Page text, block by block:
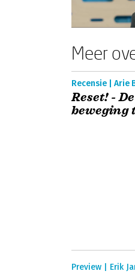
Meer
Recensie | Arie
Reset! -
beweging
Preview | Erik